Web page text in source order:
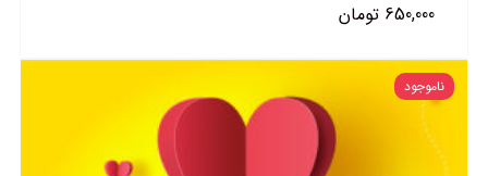
650,000 تومان
ناموجود